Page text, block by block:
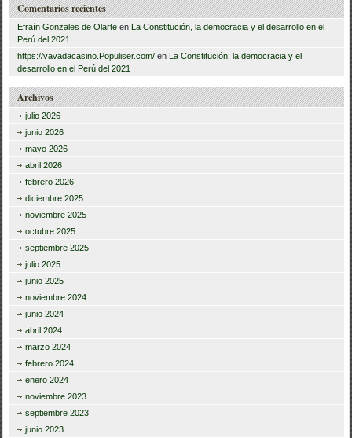
Comentarios recientes
Efraín Gonzales de Olarte en La Constitución, la democracia y el desarrollo en el
Perú del 2021
https://vavadacasino.Populiser.com/ en La Constitución, la democracia y el
desarrollo en el Perú del 2021
Archivos
julio 2026
junio 2026
mayo 2026
abril 2026
febrero 2026
diciembre 2025
noviembre 2025
octubre 2025
septiembre 2025
julio 2025
junio 2025
noviembre 2024
junio 2024
abril 2024
marzo 2024
febrero 2024
enero 2024
noviembre 2023
septiembre 2023
junio 2023